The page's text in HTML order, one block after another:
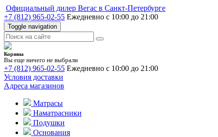
Официальный дилер Вегас в Санкт-Петербурге
+7 (812) 965-02-55 Ежедневно с 10:00 до 21:00
Toggle navigation
Корзина
Вы еще ничего не выбрали
+7 (812) 965-02-55 Ежедневно с 10:00 до 21:00
Условия доставки
Адреса магазинов
Матрасы
Наматрасники
Подушки
Основания